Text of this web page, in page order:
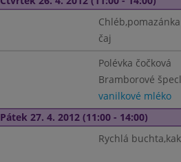
čaj
Polévka čočková
Bramborové
vanilkové mléko
Pátek 27. 4. 2012 (11:00 - 14:00)
Rychlá